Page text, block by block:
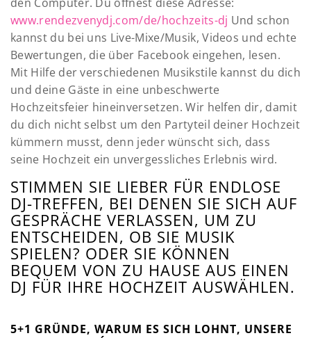
www.rendezvenydj.com/de/hochzeits-dj Und schon
kannst du bei uns Live-Mixe/Musik, Videos und echte
Bewertungen, die über Facebook eingehen, lesen.
Mit Hilfe der verschiedenen Musikstile kannst du dich
und deine Gäste in eine unbeschwerte
Hochzeitsfeier hineinversetzen. Wir helfen dir, damit
du dich nicht selbst um den Partyteil deiner Hochzeit
kümmern musst, denn jeder wünscht sich, dass
seine Hochzeit ein unvergessliches Erlebnis wird.
STIMMEN SIE LIEBER FÜR ENDLOSE
DJ-TREFFEN, BEI DENEN SIE SICH AUF
GESPRÄCHE VERLASSEN, UM ZU
ENTSCHEIDEN, OB SIE MUSIK
SPIELEN? ODER SIE KÖNNEN
BEQUEM VON ZU HAUSE AUS EINEN
DJ FÜR IHRE HOCHZEIT AUSWÄHLEN.
5+1 GRÜNDE, WARUM ES SICH LOHNT, UNSERE